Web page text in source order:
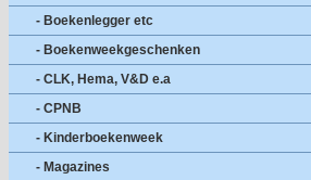
- Boekenlegger etc
- Boekenweekgeschenken
- CLK, Hema, V&D e.a
- CPNB
- Kinderboekenweek
- Magazines